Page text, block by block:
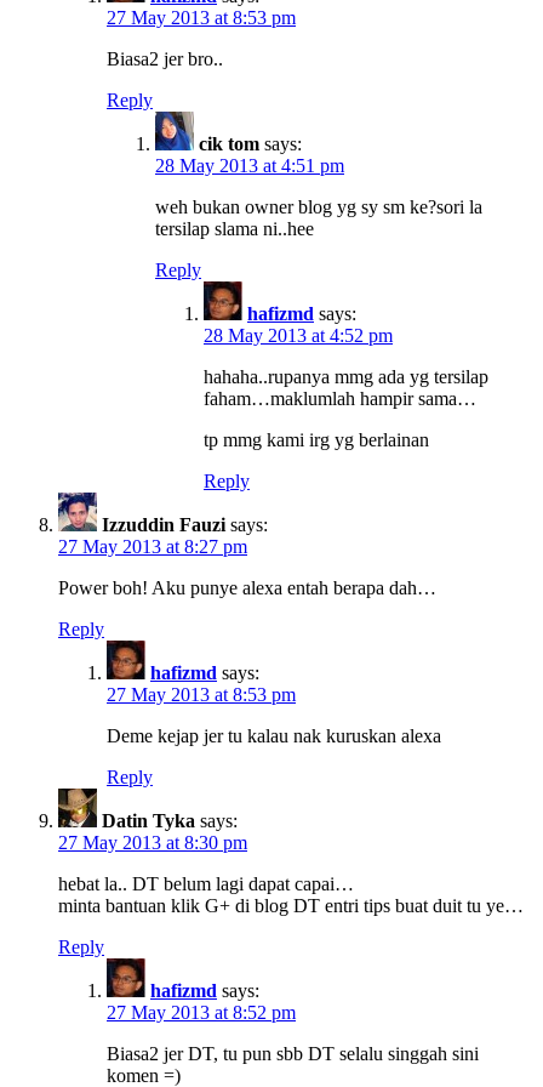
27 May 2013 at 8:53 pm
Biasa2 jer bro..
Reply
cik tom says:
28 May 2013 at 4:51 pm
weh bukan owner blog yg sy sm ke?sori la
tersilap slama ni..hee
Reply
hafizmd says:
28 May 2013 at 4:52 pm
hahaha..rupanya mmg ada yg tersilap
faham…maklumlah hampir sama…
tp mmg kami irg yg berlainan
Reply
Izzuddin Fauzi says:
27 May 2013 at 8:27 pm
Power boh! Aku punye alexa entah berapa dah…
Reply
hafizmd says:
27 May 2013 at 8:53 pm
Deme kejap jer tu kalau nak kuruskan alexa
Reply
Datin Tyka says:
27 May 2013 at 8:30 pm
hebat la.. DT belum lagi dapat capai…
minta bantuan klik G+ di blog DT entri tips buat duit tu ye…
Reply
hafizmd says:
27 May 2013 at 8:52 pm
Biasa2 jer DT, tu pun sbb DT selalu singgah sini
komen =)